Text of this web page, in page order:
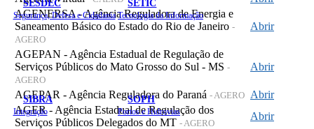
SESDEC
Segurança, Defesa e Cidadania
SETIC
Tecnologia da Informação
SIBRA
Integração
SOPH
Portos e Hidrovias
AGENERSA - Agência Reguladora de Energia e
Saneamento Básico do Estado do Rio de Janeiro -
AGERO
Abrir
AGEPAN - Agência Estadual de Regulação de
Serviços Públicos do Mato Grosso do Sul - MS -
AGERO
Abrir
AGEPAR - Agência Reguladora do Paraná - AGERO Abrir
AGER - Agência Estadual de Regulação dos
Serviços Públicos Delegados do MT - AGERO
Abrir